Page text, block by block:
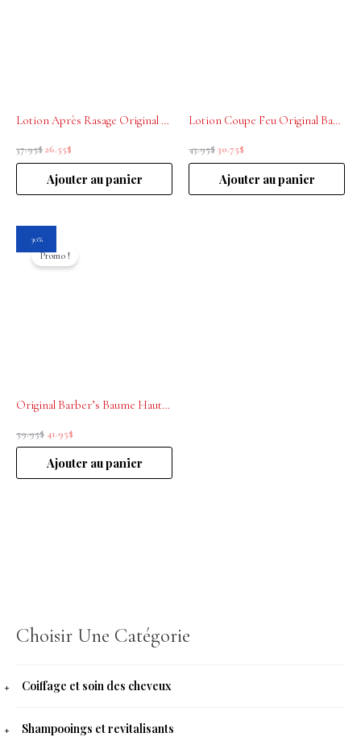
Choisir Une Catégorie
Coiffage et soin des cheveux
Shampooings et revitalisants
Lotion Après Rasage Original Barber’s 50 ml
37.95$26.55$
Ajouter au panier
Lotion Coupe Feu Original Barber’s 50 ml
43.95$30.75$
Ajouter au panier
30%
Promo !
Original Barber’s Baume Haute Hydratation
59.95$
prix
initial
41.95$
actuel
Ajouter au panier